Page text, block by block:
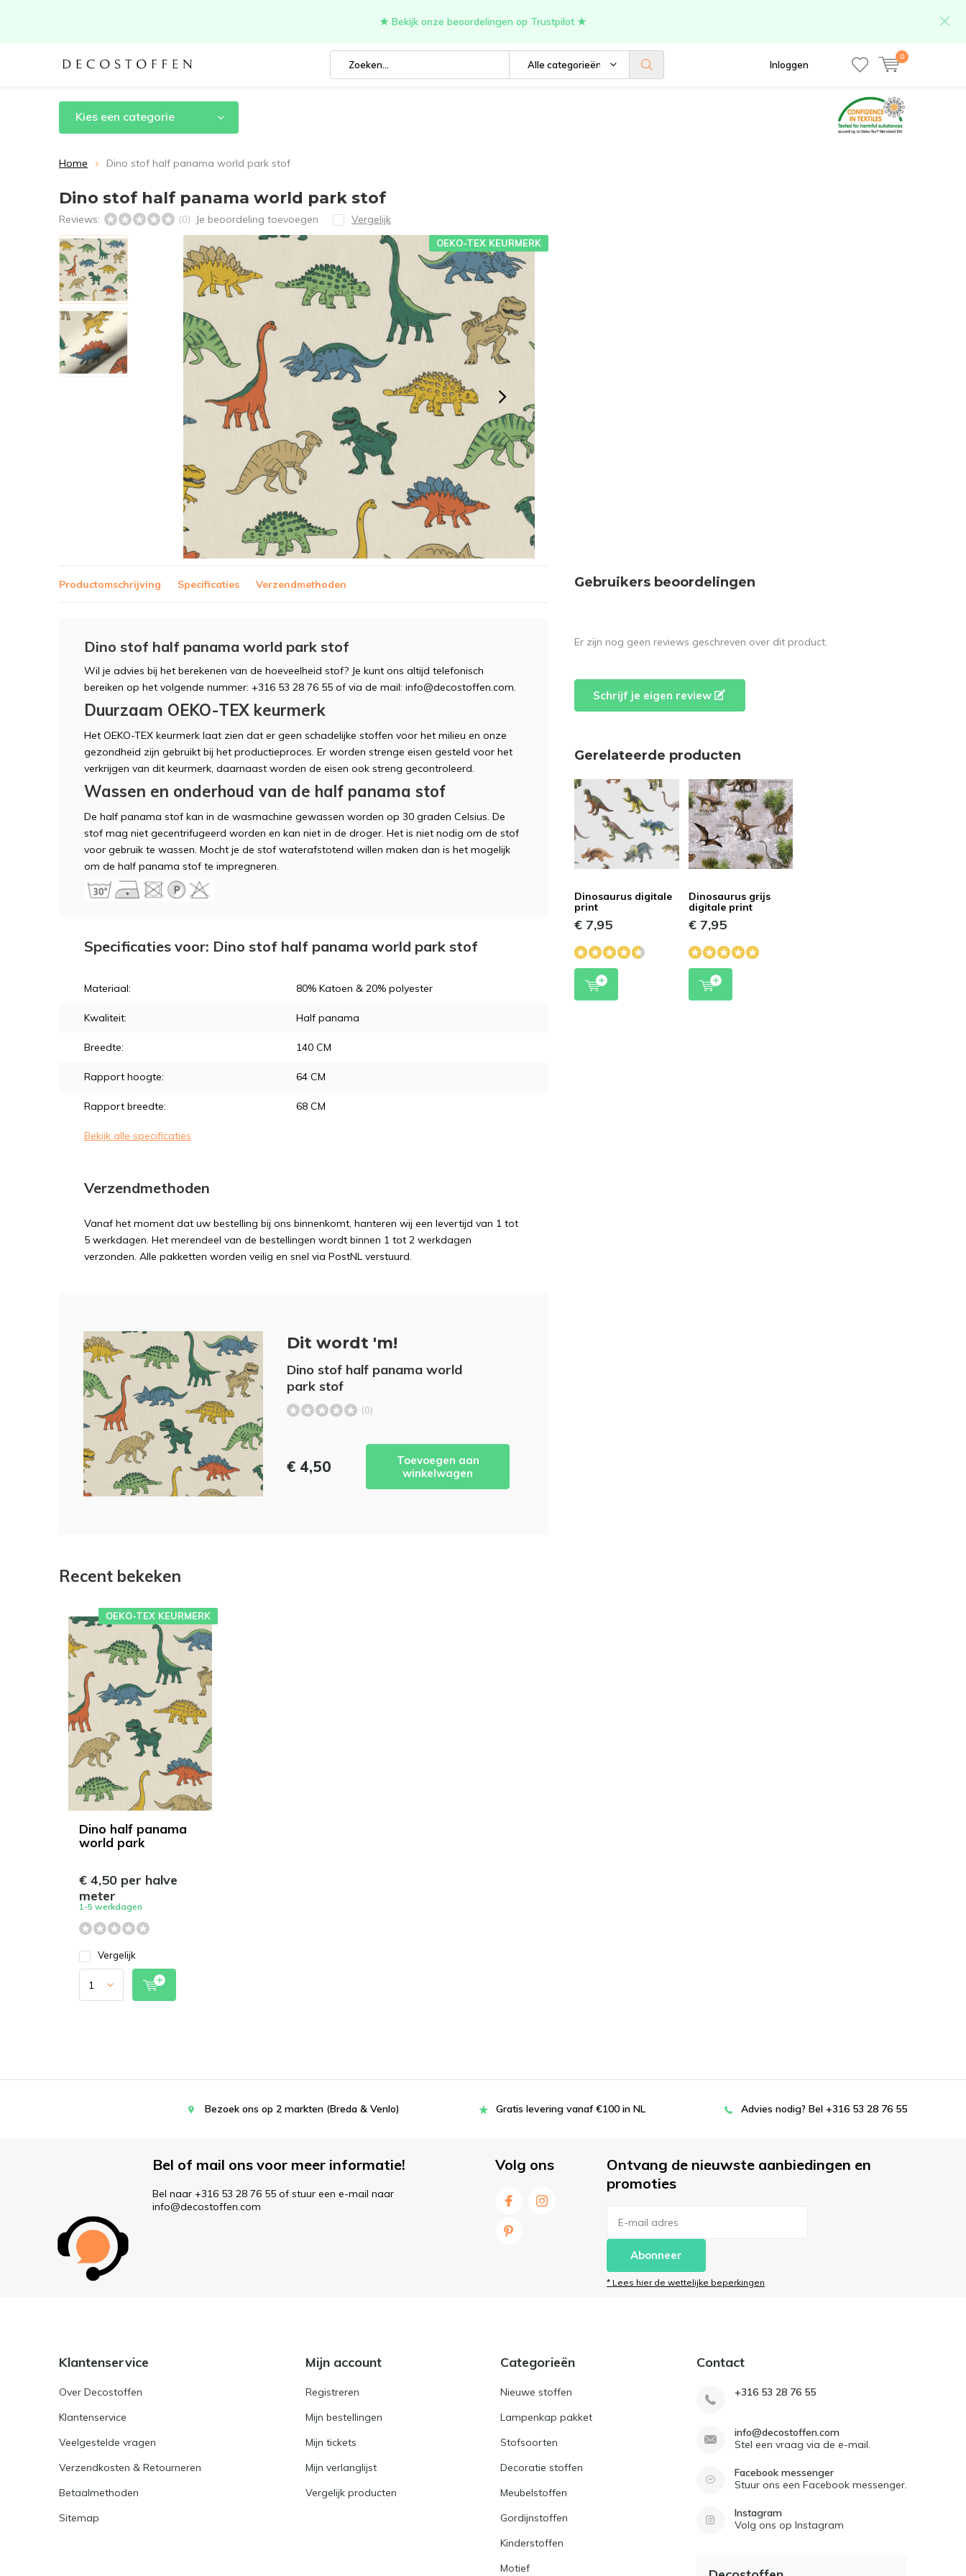
Alle categorieën Inloggen
0
★ Bekijk onze beoordelingen op Trustpilot ★
Kies een categorie
Home Dino stof half panama world park stof
Dino stof half panama world park stof
Reviews: (0) Je beoordeling toevoegen Vergelijk
OEKO-TEX KEURMERK
Productomschrijving Specificaties Verzendmethoden
Dino stof half panama world park stof
Wil je advies bij het berekenen van de hoeveelheid stof? Je kunt ons altijd telefonisch
bereiken op het volgende nummer: +316 53 28 76 55 of via de mail: info@decostoffen.com.
Duurzaam OEKO-TEX keurmerk
Het OEKO-TEX keurmerk laat zien dat er geen schadelijke stoffen voor het milieu en onze
gezondheid zijn gebruikt bij het productieproces. Er worden strenge eisen gesteld voor het
verkrijgen van dit keurmerk, daarnaast worden de eisen ook streng gecontroleerd.
Wassen en onderhoud van de half panama stof
De half panama stof kan in de wasmachine gewassen worden op 30 graden Celsius. De
stof mag niet gecentrifugeerd worden en kan niet in de droger. Het is niet nodig om de stof
voor gebruik te wassen. Mocht je de stof waterafstotend willen maken dan is het mogelijk
om de half panama stof te impregneren.
Specificaties voor: Dino stof half panama world park stof
Materiaal: 80% Katoen & 20% polyester
Kwaliteit: Half panama
Breedte: 140 CM
Rapport hoogte: 64 CM
Rapport breedte: 68 CM
Bekijk alle specificaties
Verzendmethoden
Vanaf het moment dat uw bestelling bij ons binnenkomt, hanteren wij een levertijd van 1 tot
5 werkdagen. Het merendeel van de bestellingen wordt binnen 1 tot 2 werkdagen
verzonden. Alle pakketten worden veilig en snel via PostNL verstuurd.
Dit wordt 'm!
Dino stof half panama world
park stof
(0)
€ 4,50
Toevoegen aan
winkelwagen
Gebruikers beoordelingen
Er zijn nog geen reviews geschreven over dit product.
Schrijf je eigen review
Gerelateerde producten
Dinosaurus digitale
print
€ 7,95
Dinosaurus grijs
digitale print
€ 7,95
Recent bekeken
Dino half panama
world park
OEKO-TEX KEURMERK
€ 4,50 per halve
meter
1-5 werkdagen
Vergelijk
Bezoek ons op 2 markten (Breda & Venlo) Gratis levering vanaf €100 in NL Advies nodig? Bel +316 53 28 76 55
Bel of mail ons voor meer informatie!
Bel naar +316 53 28 76 55 of stuur een e-mail naar
info@decostoffen.com
Volg ons
Ontvang de nieuwste aanbiedingen en
promoties
Abonneer
* Lees hier de wettelijke beperkingen
Klantenservice
Over Decostoffen
Klantenservice
Veelgestelde vragen
Verzendkosten & Retourneren
Betaalmethoden
Sitemap
Mijn account
Registreren
Mijn bestellingen
Mijn tickets
Mijn verlanglijst
Vergelijk producten
Categorieën
Nieuwe stoffen
Lampenkap pakket
Stofsoorten
Decoratie stoffen
Meubelstoffen
Gordijnstoffen
Kinderstoffen
Motief
Contact
+316 53 28 76 55
info@decostoffen.com
Stel een vraag via de e-mail.
Facebook messenger
Stuur ons een Facebook messenger.
Instagram
Volg ons op Instagram